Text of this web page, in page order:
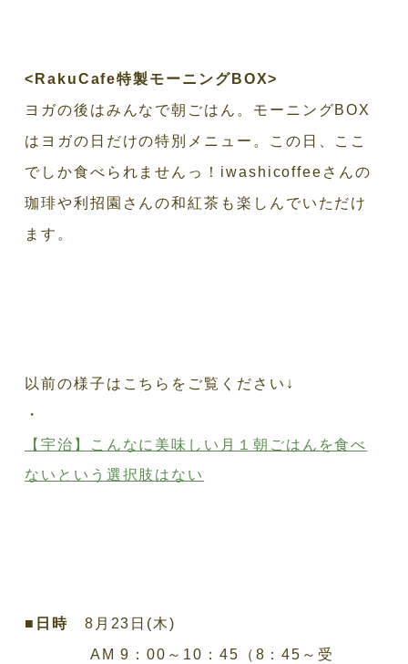
<RakuCafe特製モーニング BOX>
ヨガの後はみんなで朝ごはん。モーニングBOX
はヨガの日だけの特別メニュー。この日、ここ
でしか食べられませんっ！iwashicoffeeさんの
珈琲や利招園さんの和紅茶も楽しんでいただけ
ます。
以前の様子はこちらをご覧ください↓
・
【宇治】こんなに美味しい月１朝ごはんを食べ
ないという選択肢はない
■ 日時 8月23日(木)
AM 9：00～10：45（8：45～受